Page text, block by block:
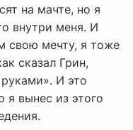
на мачте, но я
внутри меня. И
свою мечту, я тоже
сказал Грин,
И это
я вынес из этого